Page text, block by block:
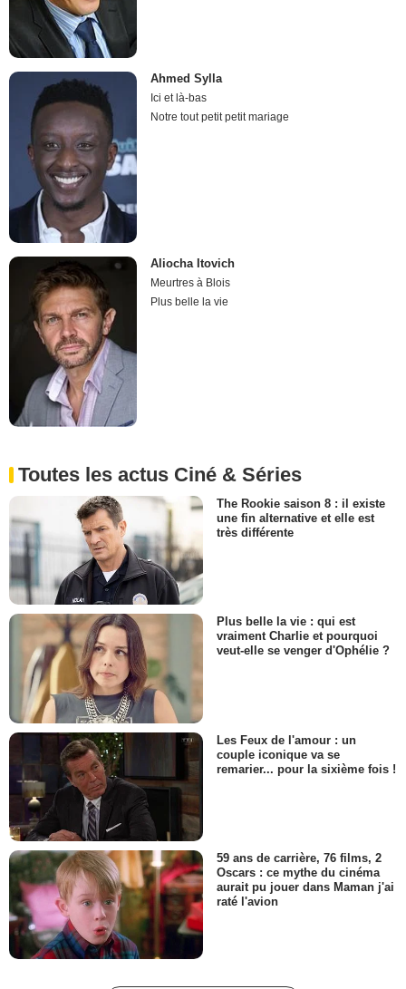
Ahmed Sylla
Ici et là-bas
Notre tout petit petit mariage
Aliocha Itovich
Meurtres à Blois
Plus belle la vie
Toutes les actus Ciné & Séries
The Rookie saison 8 : il existe
une fin alternative et elle est
très différente
Plus belle la vie : qui est
vraiment Charlie et pourquoi
veut-elle se venger d'Ophélie ?
Les Feux de l'amour : un
couple iconique va se
remarier... pour la sixième fois !
59 ans de carrière, 76 films, 2
Oscars : ce mythe du cinéma
aurait pu jouer dans Maman j'ai
raté l'avion